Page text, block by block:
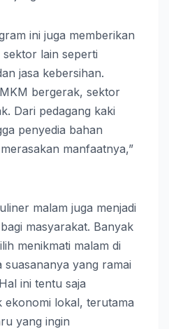
ini juga memberikan
lain seperti
jasa kebersihan.
bergerak, sektor
Dari pedagang kaki
penyedia bahan
manfaatnya,”
malam juga menjadi
masyarakat. Banyak
menikmati malam di
suasananya yang ramai
ini tentu saja
ekonomi lokal, terutama
yang ingin